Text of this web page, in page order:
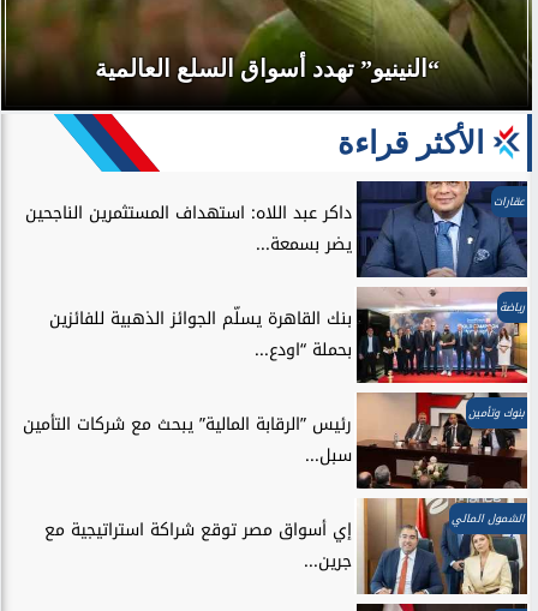
“النينيو” تهدد أسواق السلع العالمية
الأكثر قراءة
عقارات
داكر عبد اللاه: استهداف المستثمرين الناجحين
يضر بسمعة...
رياضة
بنك القاهرة يسلّم الجوائز الذهبية للفائزين
بحملة “اودع...
بنوك وتأمين
رئيس ”الرقابة المالية” يبحث مع شركات التأمين
سبل...
الشمول المالي
إي أسواق مصر توقع شراكة استراتيجية مع
جرين...